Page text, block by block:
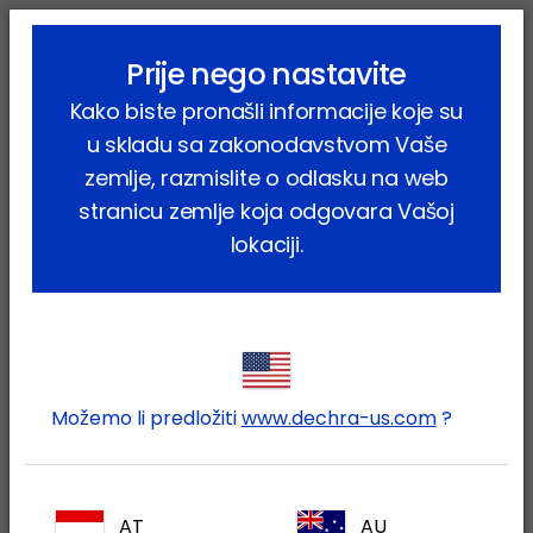
lock_outline search menu
Proizvodi
(14 proizvodi)
Suzite rezultate
Farmaceutski proizvodi(10)
Dodatak prehrani(4)
Sve
Prije nego nastavite
Kako biste pronašli informacije koje su
u skladu sa zakonodavstvom Vaše
zemlje, razmislite o odlasku na web
stranicu zemlje koja odgovara Vašoj
lokaciji.
Možemo li predložitiwww.dechra-us.com?
AT AU